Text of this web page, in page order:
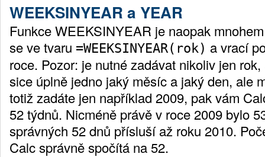
WEEKSINYEAR a YEAR
Funkce WEEKSINYEAR je naopak
se ve tvaru =WEEKSINYEAR(rok) a vrací
roce. Pozor: je nutné zadávat nikoliv jen
sice úplně jedno jaký měsíc a jaký den, ale
totiž zadáte jen například 2009, pak vám
52 týdnů. Nicméně právě v roce 2009 bylo
správných 52 dnů přísluší až roku 2010.
Calc správně spočítá na 52.